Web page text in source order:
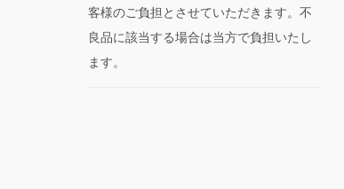
客様のご負担とさせていただきます。不
良品に該当する場合は当方で負担いたし
ます。